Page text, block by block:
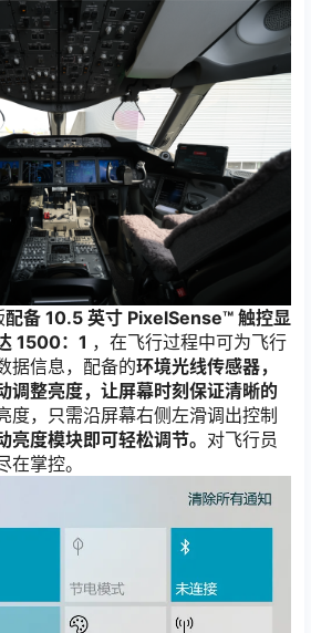
配备 10.5 英寸 PixelSense™ 触控显
1500：1 ，在飞行过程中可为飞行
据信息，配备的环境光线传感器，
调整亮度，让屏幕时刻保证清晰的
度，只需沿屏幕右侧左滑调出控制
亮度模块即可轻松调节。 对飞行员
掌控。